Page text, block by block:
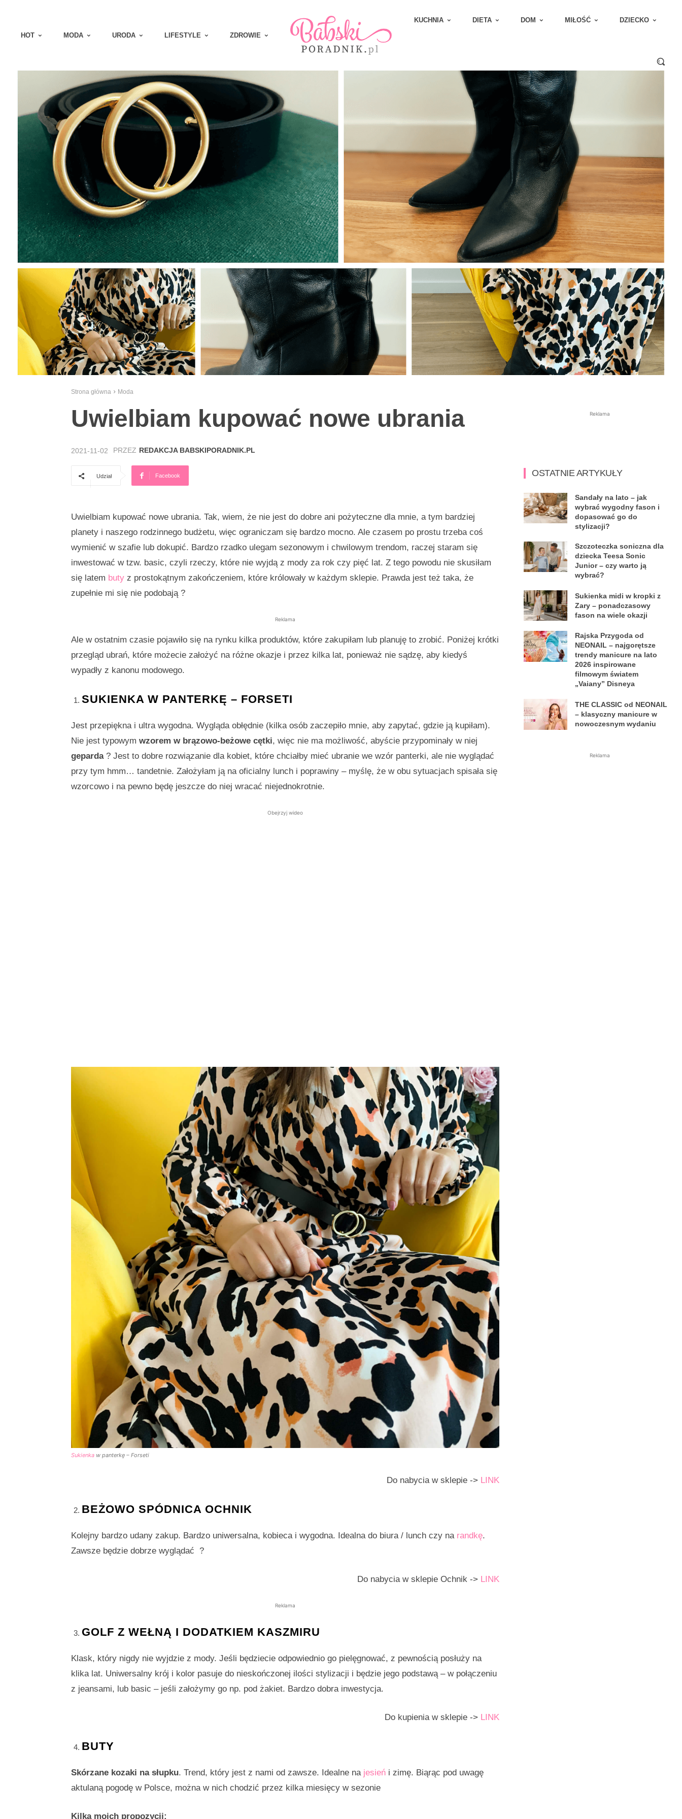
HOT MODA URODA LIFESTYLE ZDROWIE
KUCHNIA DIETA DOM MIŁOŚĆ DZIECKO
Strona główna Moda
Uwielbiam kupować nowe ubrania
2021-11-02 PRZEZ REDAKCJA BABSKIPORADNIK.PL
Udział Facebook
Uwielbiam kupować nowe ubrania. Tak, wiem, że nie jest do dobre ani pożyteczne dla mnie, a tym bardziej
planety i naszego rodzinnego budżetu, więc ograniczam się bardzo mocno. Ale czasem po prostu trzeba coś
wymienić w szafie lub dokupić. Bardzo rzadko ulegam sezonowym i chwilowym trendom, raczej staram się
inwestować w tzw. basic, czyli rzeczy, które nie wyjdą z mody za rok czy pięć lat. Z tego powodu nie skusiłam
się latem buty z prostokątnym zakończeniem, które królowały w każdym sklepie. Prawda jest też taka, że
zupełnie mi się nie podobają ?
Reklama
Ale w ostatnim czasie pojawiło się na rynku kilka produktów, które zakupiłam lub planuję to zrobić. Poniżej krótki
przegląd ubrań, które możecie założyć na różne okazje i przez kilka lat, ponieważ nie sądzę, aby kiedyś
wypadły z kanonu modowego.
SUKIENKA W PANTERKĘ – FORSETI
Jest przepiękna i ultra wygodna. Wygląda obłędnie (kilka osób zaczepiło mnie, aby zapytać, gdzie ją kupiłam).
Nie jest typowym wzorem w brązowo-beżowe cętki, więc nie ma możliwość, abyście przypominały w niej
geparda? Jest to dobre rozwiązanie dla kobiet, które chciałby mieć ubranie we wzór panterki, ale nie wyglądać
przy tym hmm… tandetnie. Założyłam ją na oficialny lunch i poprawiny – myślę, że w obu sytuacjach spisała się
wzorcowo i na pewno będę jeszcze do niej wracać niejednokrotnie.
Obejrzyj wideo
Sukienka w panterkę – Forseti
Do nabycia w sklepie -> LINK
BEŻOWO SPÓDNICA OCHNIK
Kolejny bardzo udany zakup. Bardzo uniwersalna, kobieca i wygodna. Idealna do biura / lunch czy na randkę.
Zawsze będzie dobrze wyglądać
?
Do nabycia w sklepie Ochnik -> LINK
Reklama
GOLF Z WEŁNĄ I DODATKIEM KASZMIRU
Klask, który nigdy nie wyjdzie z mody. Jeśli będziecie odpowiednio go pielęgnować, z pewnością posłuży na
klika lat. Uniwersalny krój i kolor pasuje do nieskończonej ilości stylizacji i będzie jego podstawą – w połączeniu
z jeansami, lub basic – jeśli założymy go np. pod żakiet. Bardzo dobra inwestycja.
Do kupienia w sklepie -> LINK
BUTY
Skórzane kozaki na słupku. Trend, który jest z nami od zawsze. Idealne na jesień i zimę. Biąrąc pod uwagę
aktulaną pogodę w Polsce, można w nich chodzić przez kilka miesięcy w sezonie
Kilka moich propozycji:
Reklama
OSTATNIE ARTYKUŁY
Sandały na lato – jak
wybrać wygodny fason i
dopasować go do
stylizacji?
Szczoteczka soniczna dla
dziecka Teesa Sonic
Junior – czy warto ją
wybrać?
Sukienka midi w kropki z
Zary – ponadczasowy
fason na wiele okazji
Rajska Przygoda od
NEONAIL – najgorętsze
trendy manicure na lato
2026 inspirowane
filmowym światem
„Vaiany” Disneya
THE CLASSIC od NEONAIL
– klasyczny manicure w
nowoczesnym wydaniu
Reklama